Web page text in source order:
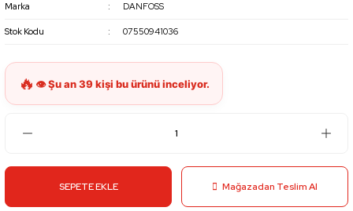
Marka DANFOSS
Stok Kodu 07550941036
SEPETE EKLE Mağazadan Teslim Al